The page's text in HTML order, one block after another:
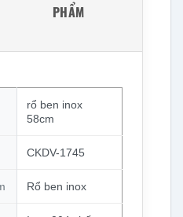
PHẨM
rổ ben inox
58cm
CKDV-1745
Rổ ben inox